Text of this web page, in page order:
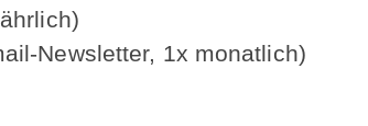
Newsletter, 1x monatlich)